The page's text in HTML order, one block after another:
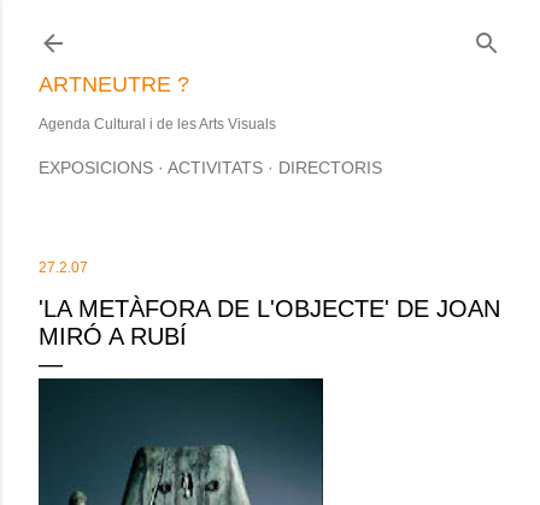
ARTNEUTRE ?
Agenda Cultural i de les Arts Visuals
EXPOSICIONS ACTIVITATS DIRECTORIS
27.2.07
'LA METÀFORA DE L'OBJECTE' DE JOAN
MIRÓ A RUBÍ